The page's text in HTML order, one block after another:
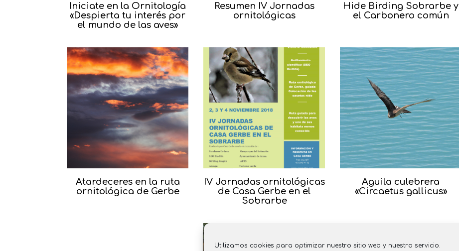
Utilizamos cookies para optimizar nuestro sitio web y nuestro servicio.
Iniciate en la Ornitología
«Despierta tu interés por
el mundo de las aves»
Resumen IV Jornadas
ornitológicas
Hide Birding Sobrarbe y
el Carbonero común
Atardeceres en la ruta
ornitológica de Gerbe
IV Jornadas ornitológicas
de Casa Gerbe en el
Sobrarbe
Aguila culebrera
«Circaetus gallicus»